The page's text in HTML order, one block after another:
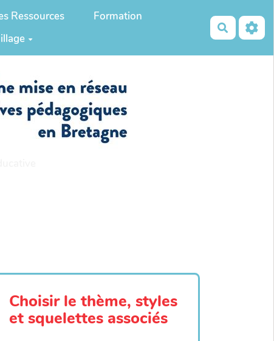
Ressources
Formation
Choisir le thème, styles
et squelettes associés